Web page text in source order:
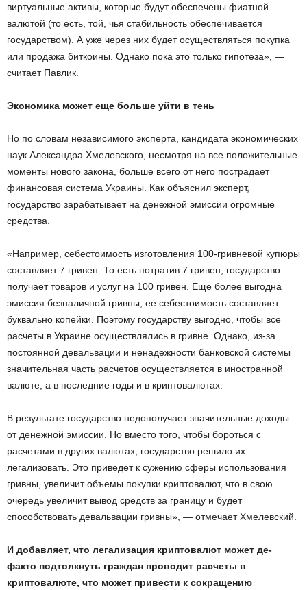
виртуальные активы, которые будут обеспечены фиатной
валютой (то есть, той, чья стабильность обеспечивается
государством). А уже через них будет осуществляться покупка
или продажа биткоины. Однако пока это только гипотеза», —
считает Павлик.
Экономика может еще больше уйти в тень
Но по словам независимого эксперта, кандидата экономических
наук Александра Хмелевского, несмотря на все положительные
моменты нового закона, больше всего от него пострадает
финансовая система Украины. Как объяснил эксперт,
государство зарабатывает на денежной эмиссии огромные
средства.
«Например, себестоимость изготовления 100-гривневой купюры
составляет 7 гривен. То есть потратив 7 гривен, государство
получает товаров и услуг на 100 гривен. Еще более выгодна
эмиссия безналичной гривны, ее себестоимость составляет
буквально копейки. Поэтому государству выгодно, чтобы все
расчеты в Украине осуществлялись в гривне. Однако, из-за
постоянной девальвации и ненадежности банковской системы
значительная часть расчетов осуществляется в иностранной
валюте, а в последние годы и в криптовалютах.
В результате государство недополучает значительные доходы
от денежной эмиссии. Но вместо того, чтобы бороться с
расчетами в других валютах, государство решило их
легализовать. Это приведет к сужению сферы использования
гривны, увеличит объемы покупки криптовалют, что в свою
очередь увеличит вывод средств за границу и будет
способствовать девальвации гривны», — отмечает Хмелевский.
И добавляет, что легализация криптовалют может де-
факто подтолкнуть граждан проводит расчеты в
криптовалюте, что может привести к сокращению